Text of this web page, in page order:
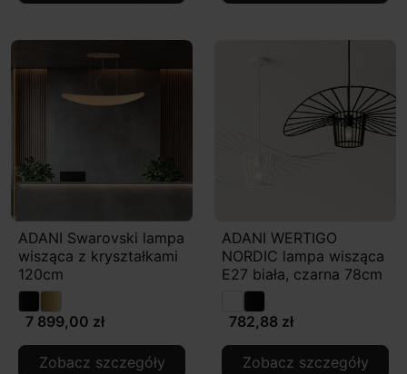
ADANI Swarovski lampa
wisząca z kryształkami
120cm
7 899,00 zł
Zobacz szczegóły
ADANI WERTIGO
NORDIC lampa wisząca
E27 biała, czarna 78cm
782,88 zł
Zobacz szczegóły